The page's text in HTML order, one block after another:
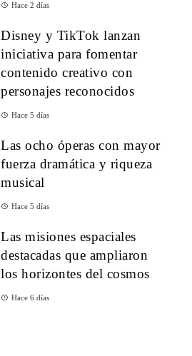
Hace 2 días
Disney y TikTok lanzan
iniciativa para fomentar
contenido creativo con
personajes reconocidos
Hace 5 días
Las ocho óperas con mayor
fuerza dramática y riqueza
musical
Hace 5 días
Las misiones espaciales
destacadas que ampliaron
los horizontes del cosmos
Hace 6 días